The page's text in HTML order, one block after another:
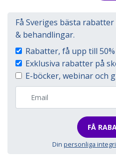
Få Sveriges bästa
& behandlingar.
Rabatter, få upp till
Exklusiva rabatter på
E-böcker, webinar och
FÅ
Din personliga